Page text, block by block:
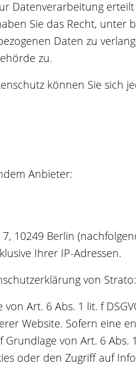
Datenverarbeitung
Sie das Recht, unter
Daten zu
zu.
können Sie sich
Anbieter:
10249 Berlin
Ihrer IP-Adressen.
von Strato:
Art. 6 Abs. 1 lit. f
Website. Sofern eine
von Art. 6 Abs.
oder den Zugriff auf